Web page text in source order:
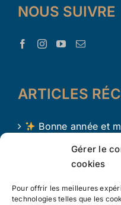
Gérer le
cookies
Pour offrir les meilleures
technologies telles que les
NOUS SUIVRE
ARTICLES
Bonne année et
avec Le Trésor
Le Trésor d Aaron
L’apprentissage